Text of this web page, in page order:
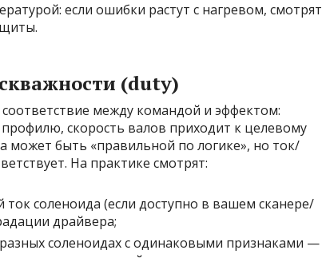
если ошибки растут с нагревом, смотрят
(duty)
между командой и эффектом:
скорость валов приходит к целевому
может быть «правильной по логике», но ток/
На практике смотрят:
соленоида (если доступно в вашем сканере/
драйвера;
соленоидах с одинаковыми признаками —